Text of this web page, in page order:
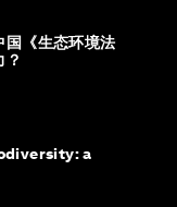
国《生态环境法
？
a